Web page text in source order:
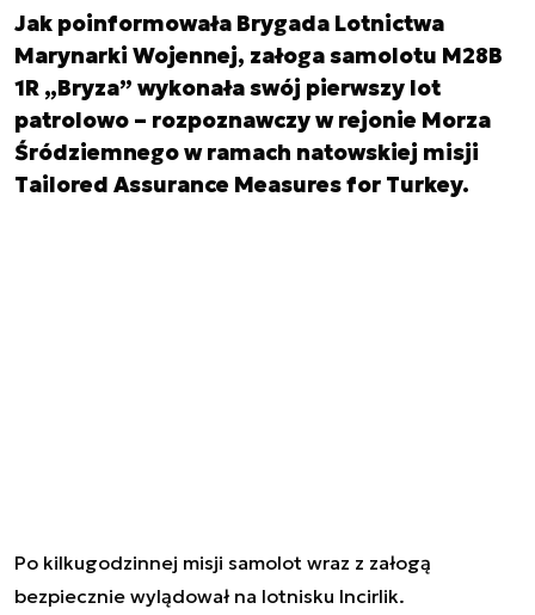
Jak poinformowała Brygada Lotnictwa
Marynarki Wojennej, załoga samolotu M28B
1R „Bryza” wykonała swój pierwszy lot
patrolowo – rozpoznawczy w rejonie Morza
Śródziemnego w ramach natowskiej misji
Tailored Assurance Measures for Turkey.
Po kilkugodzinnej misji samolot wraz z załogą
bezpiecznie wylądował na lotnisku Incirlik.